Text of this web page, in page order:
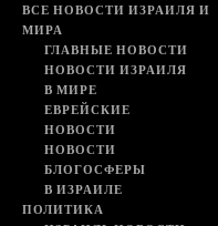
ВСЕ НОВОСТИ ИЗРАИЛЯ И
МИРА
ГЛАВНЫЕ НОВОСТИ
НОВОСТИ ИЗРАИЛЯ
В МИРЕ
ЕВРЕЙСКИЕ
НОВОСТИ
НОВОСТИ
БЛОГОСФЕРЫ
В ИЗРАИЛЕ
ПОЛИТИКА